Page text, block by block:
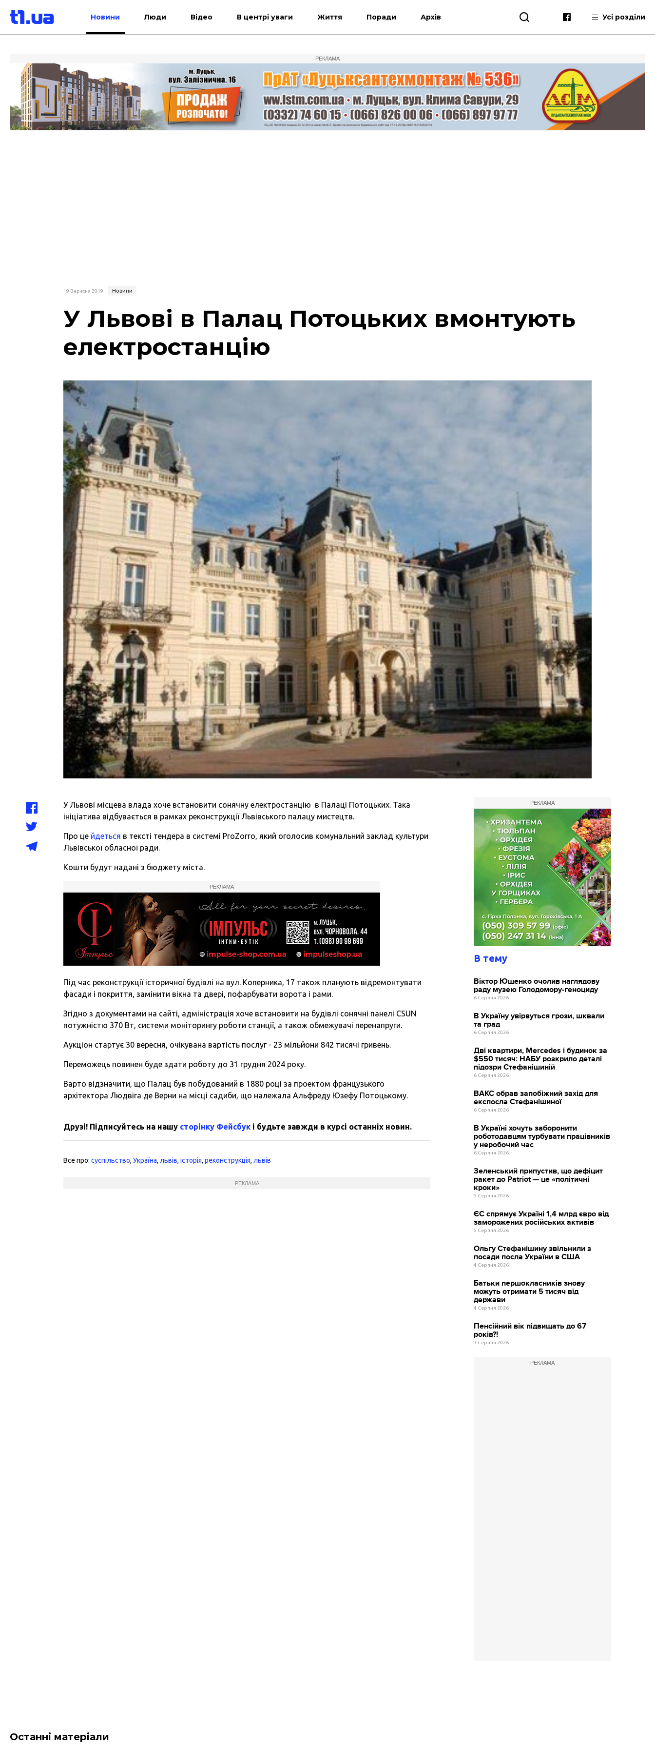
Новини Люди Відео В центрі уваги Життя Поради Архів Усі розділи
РЕКЛАМА
19 Вересня 2019 Новини
У Львові в Палац Потоцьких вмонтують
електростанцію
У Львові місцева влада хоче встановити сонячну електростанцію в Палаці Потоцьких. Така
ініціатива відбувається в рамках реконструкції Львівського палацу мистецтв.
Про це йдеться в тексті тендера в системі ProZorro, який оголосив комунальний заклад культури
Львівської обласної ради.
Кошти будут надані з бюджету міста.
РЕКЛАМА
Під час реконструкції історичної будівлі на вул. Коперника, 17 також планують відремонтувати
фасади і покриття, замінити вікна та двері, пофарбувати ворота і рами.
Згідно з документами на сайті, адміністрація хоче встановити на будівлі сонячні панелі CSUN
потужністю 370 Вт, системи моніторингу роботи станції, а також обмежувачі перенапруги.
Аукціон стартує 30 вересня, очікувана вартість послуг - 23 мільйони 842 тисячі гривень.
Переможець повинен буде здати роботу до 31 грудня 2024 року.
Варто відзначити, що Палац був побудований в 1880 році за проектом французького
архітектора Людвіга де Верни на місці садиби, що належала Альфреду Юзефу Потоцькому.
Друзі! Підписуйтесь на нашу сторінку Фейсбук і будьте завжди в курсі останніх новин.
Все про:суспільство,Україна, львів,історія,реконструкція, львів
РЕКЛАМА
РЕКЛАМА
В тему
Віктор Ющенко очолив наглядову
раду музею Голодомору-геноциду
6 Серпня 2026
В Україну увірвуться грози, шквали
та град
6 Серпня 2026
Дві квартири, Mercedes і будинок за
$550 тисяч: НАБУ розкрило деталі
підозри Стефанішиній
6 Серпня 2026
ВАКС обрав запобіжний захід для
експосла Стефанішиної
6 Серпня 2026
В Україні хочуть заборонити
роботодавцям турбувати працівників
у неробочий час
6 Серпня 2026
Зеленський припустив, що дефіцит
ракет до Patriot — це «політичні
кроки»
5 Серпня 2026
ЄС спрямує Україні 1,4 млрд євро від
заморожених російських активів
5 Серпня 2026
Ольгу Стефанішину звільнили з
посади посла України в США
4 Серпня 2026
Батьки першокласників знову
можуть отримати 5 тисяч від
держави
4 Серпня 2026
Пенсійний вік підвищать до 67
років?!
3 Серпня 2026
РЕКЛАМА
Останні матеріали